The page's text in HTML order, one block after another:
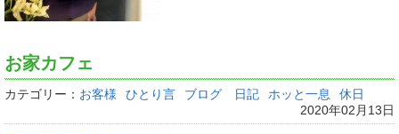
お家カフェ
カテゴリー： お客様 ひとり言 ブログ 日記 ホッと一息
休日
2020年02月13日